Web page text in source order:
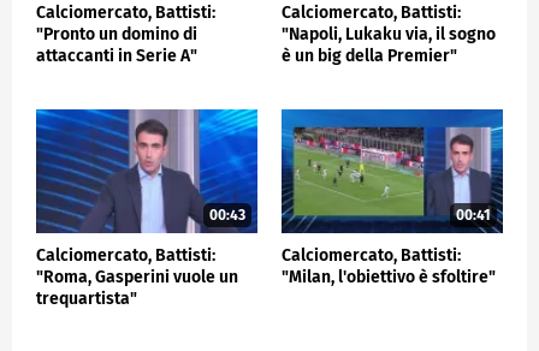
Calciomercato, Battisti:
"Pronto un domino di
attaccanti in Serie A"
Calciomercato, Battisti:
"Napoli, Lukaku via, il sogno
è un big della Premier"
00:43
Calciomercato, Battisti:
"Roma, Gasperini vuole un
trequartista"
00:41
Calciomercato, Battisti:
"Milan, l'obiettivo è sfoltire"